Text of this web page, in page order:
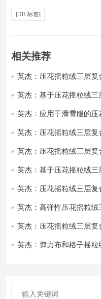
[DB:标签]
相关推荐
英杰：压花摇粒绒三层
英杰：基于压花摇粒绒
英杰：应用于滑雪服的
英杰：压花摇粒绒三层
英杰：压花摇粒绒三层
英杰：基于压花摇粒绒
英杰：压花摇粒绒三层
英杰：高弹性压花摇粒
英杰：压花摇粒绒三层
英杰：弹力布和格子摇